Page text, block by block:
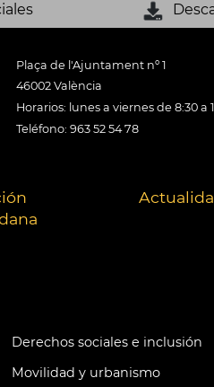
Plaça de l'Ajuntament nº 1
46002 València
Horarios: lunes a viernes de 8:30 a
Teléfono: 963 52 54 78
Derechos sociales e inclusión
Movilidad y urbanismo